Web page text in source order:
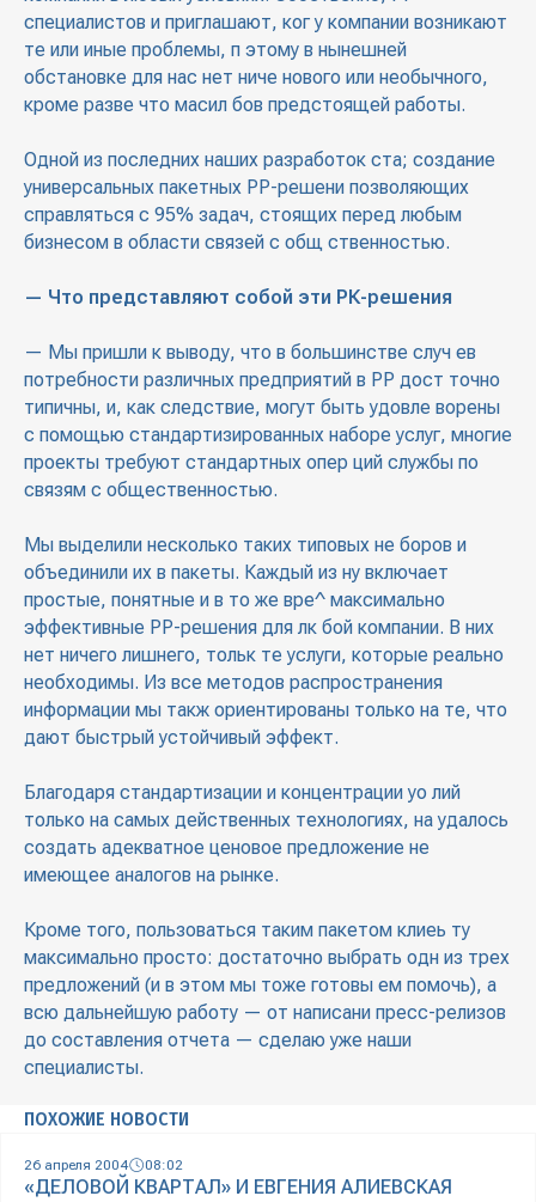
специалистов и приглашают, ког у компании возникают
те или иные проблемы, п этому в нынешней
обстановке для нас нет ниче нового или необычного,
кроме разве что масил бов предстоящей работы.
Одной из последних наших разработок ста; создание
универсальных пакетных РР-решени позволяющих
справляться с 95% задач, стоящих перед любым
бизнесом в области связей с общ ственностью.
— Что представляют собой эти РК-решения
— Мы пришли к выводу, что в большинстве случ ев
потребности различных предприятий в РР дост точно
типичны, и, как следствие, могут быть удовле ворены
с помощью стандартизированных наборе услуг, многие
проекты требуют стандартных опер ций службы по
связям с общественностью.
Мы выделили несколько таких типовых не боров и
объединили их в пакеты. Каждый из ну включает
простые, понятные и в то же вре^ максимально
эффективные РР-решения для лк бой компании. В них
нет ничего лишнего, тольк те услуги, которые реально
необходимы. Из все методов распространения
информации мы такж ориентированы только на те, что
дают быстрый устойчивый эффект.
Благодаря стандартизации и концентрации уо лий
только на самых действенных технологиях, на удалось
создать адекватное ценовое предложение не
имеющее аналогов на рынке.
Кроме того, пользоваться таким пакетом клиеь ту
максимально просто: достаточно выбрать одн из трех
предложений (и в этом мы тоже готовы ем помочь), а
всю дальнейшую работу — от написани пресс-релизов
до составления отчета — сделаю уже наши
специалисты.
ПОХОЖИЕ НОВОСТИ
26 апреля 2004 08:02
«ДЕЛОВОЙ КВАРТАЛ» И ЕВГЕНИЯ АЛИЕВСКАЯ